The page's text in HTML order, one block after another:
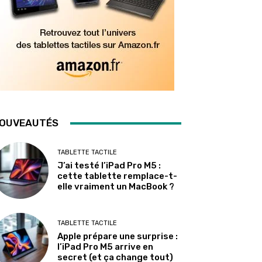
TABLETTE TACTILE
J’ai testé l’iPad Pro M5 :
cette tablette remplace-t-
elle vraiment un MacBook ?
TABLETTE TACTILE
Apple prépare une surprise :
l’iPad Pro M5 arrive en
secret (et ça change tout)